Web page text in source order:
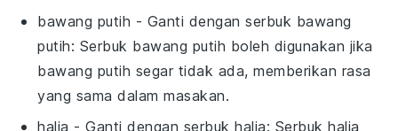
bawang putih - Ganti denganserbuk bawang
putih: Serbuk bawang putih boleh digunakan jika
bawang putih segar tidak ada, memberikan rasa
yang sama dalam masakan.
halia - Ganti dengan serbuk halia: Serbuk halia